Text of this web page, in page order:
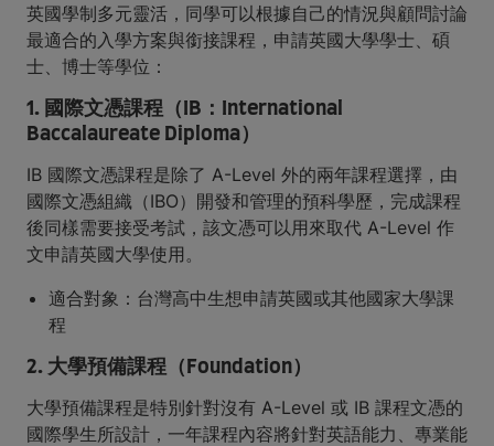
英國學制多元靈活，同學可以根據自己的情況與顧問討論
最適合的入學方案與銜接課程，申請英國大學學士、碩
士、博士等學位：
1. 國際文憑課程（IB：International
Baccalaureate Diploma）
IB 國際文憑課程是除了 A-Level 外的兩年課程選擇，由
國際文憑組織（IBO）開發和管理的預科學歷，完成課程
後同樣需要接受考試，該文憑可以用來取代 A-Level 作
文申請英國大學使用。
適合對象：台灣高中生想申請英國或其他國家大學課
程
2. 大學預備課程（Foundation）
大學預備課程是特別針對沒有 A-Level 或 IB 課程文憑的
國際學生所設計，一年課程內容將針對英語能力、專業能